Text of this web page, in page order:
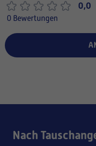
0,0
0 Bewertungen
Nach